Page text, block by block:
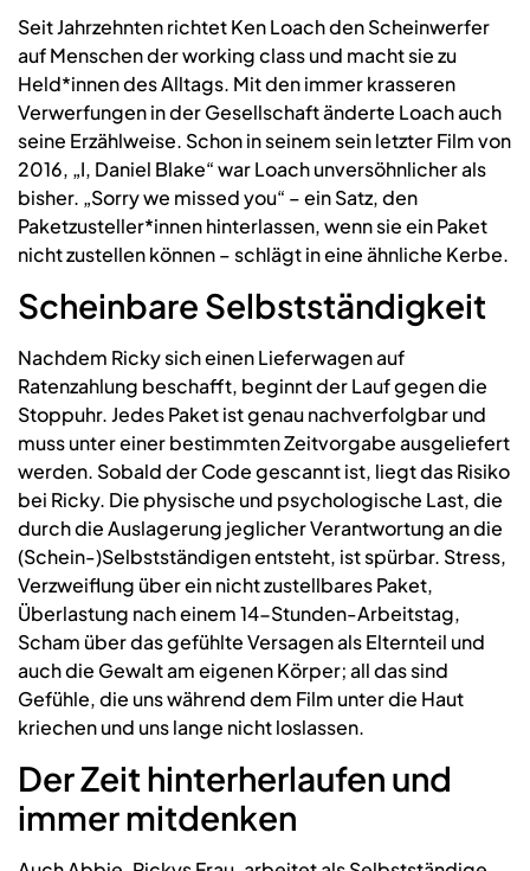
Seit Jahrzehnten richtet Ken Loach den Scheinwerfer
auf Menschen der working class und macht sie zu
Held*innen des Alltags. Mit den immer krasseren
Verwerfungen in der Gesellschaft änderte Loach auch
seine Erzählweise. Schon in seinem sein letzter Film von
2016, „I, Daniel Blake“ war Loach unversöhnlicher als
bisher. „Sorry we missed you“ – ein Satz, den
Paketzusteller*innen hinterlassen, wenn sie ein Paket
nicht zustellen können – schlägt in eine ähnliche Kerbe.
Scheinbare Selbstständigkeit
Nachdem Ricky sich einen Lieferwagen auf
Ratenzahlung beschafft, beginnt der Lauf gegen die
Stoppuhr. Jedes Paket ist genau nachverfolgbar und
muss unter einer bestimmten Zeitvorgabe ausgeliefert
werden. Sobald der Code gescannt ist, liegt das Risiko
bei Ricky. Die physische und psychologische Last, die
durch die Auslagerung jeglicher Verantwortung an die
(Schein-)Selbstständigen entsteht, ist spürbar. Stress,
Verzweiflung über ein nicht zustellbares Paket,
Überlastung nach einem 14-Stunden-Arbeitstag,
Scham über das gefühlte Versagen als Elternteil und
auch die Gewalt am eigenen Körper; all das sind
Gefühle, die uns während dem Film unter die Haut
kriechen und uns lange nicht loslassen.
Der Zeit hinterherlaufen und
immer mitdenken